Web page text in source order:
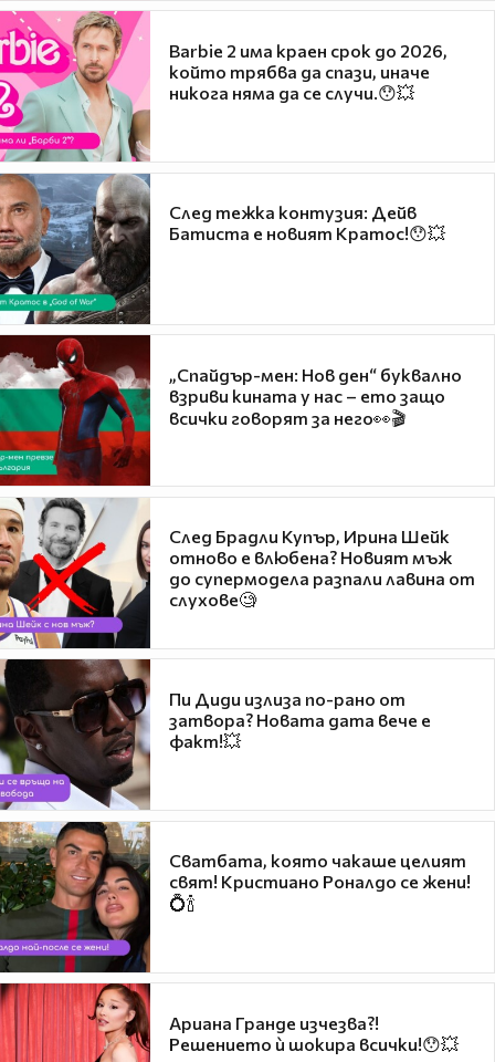
Barbie 2 има краен срок до 2026,
който трябва да спази, иначе
никога няма да се случи.😯💥
След тежка контузия: Дейв
Батиста е новият Кратос!😯💥
„Спайдър-мен: Нов ден“ буквално
взриви кината у нас – ето защо
всички говорят за него👀🎬
След Брадли Купър, Ирина Шейк
отново е влюбена? Новият мъж
до супермодела разпали лавина от
слухове🧐
Пи Диди излиза по-рано от
затвора? Новата дата вече е
факт!💥
Сватбата, която чакаше целият
свят! Кристиано Роналдо се жени!
💍🍾
Ариана Гранде изчезва?!
Решението ѝ шокира всички!😯💥